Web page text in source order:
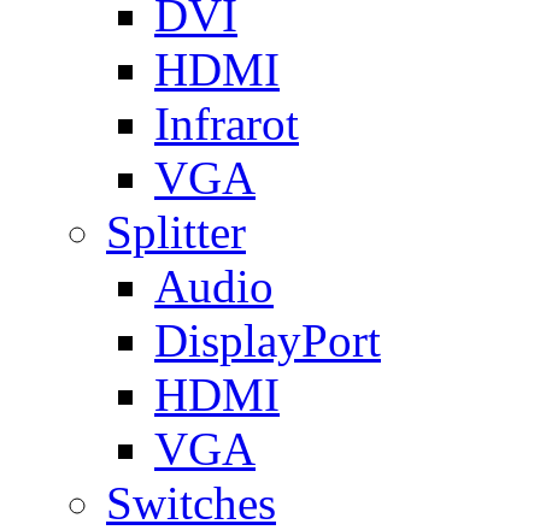
DVI
HDMI
Infrarot
VGA
Splitter
Audio
DisplayPort
HDMI
VGA
Switches